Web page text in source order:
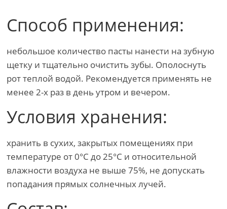
Способ применения:
небольшое количество пасты нанести на зубную
щетку и тщательно очистить зубы. Ополоснуть
рот теплой водой. Рекомендуется применять не
менее 2-х раз в день утром и вечером.
Условия хранения:
хранить в сухих, закрытых помещениях при
температуре от 0°С до 25°С и относительной
влажности воздуха не выше 75%, не допускать
попадания прямых солнечных лучей.